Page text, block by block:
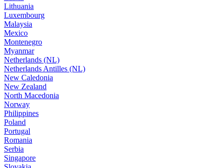
Lithuania
Luxembourg
Malaysia
Mexico
Montenegro
Myanmar
Netherlands (NL)
Netherlands Antilles (NL)
New Caledonia
New Zealand
North Macedonia
Norway
Philippines
Poland
Portugal
Romania
Serbia
Singapore